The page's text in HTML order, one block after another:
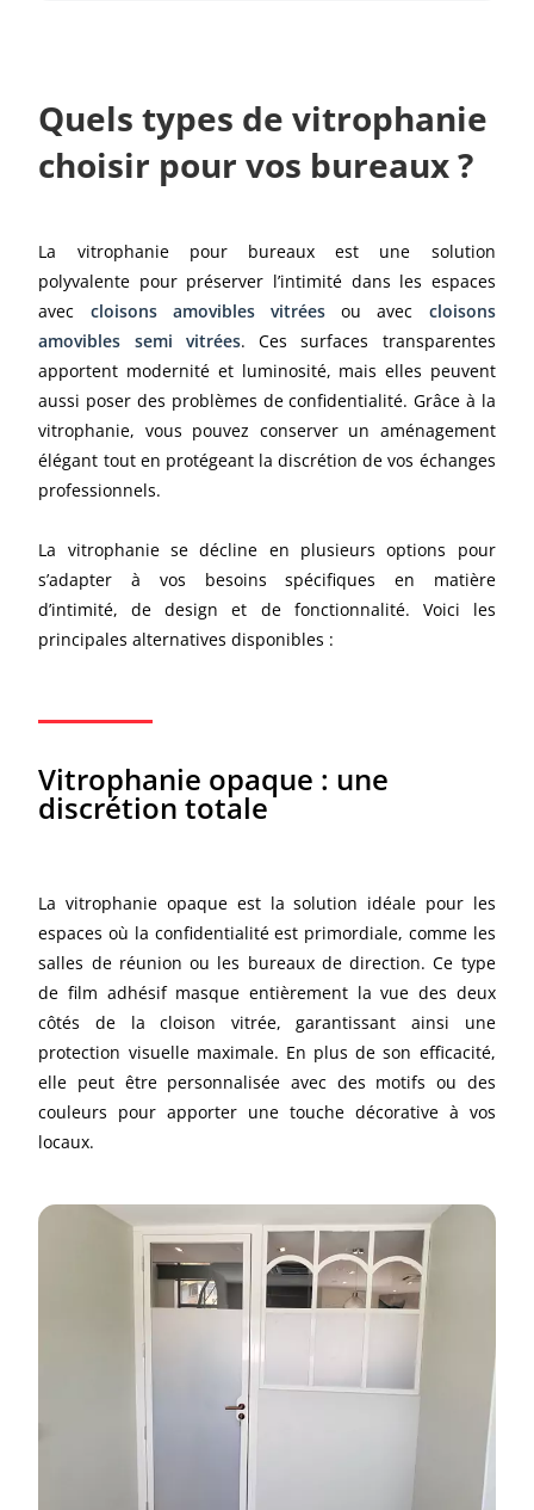
Quels types de vitrophanie
choisir pour vos bureaux ?
La vitrophanie pour bureaux est une solution
polyvalente pour préserver l’intimité dans les espaces
avec cloisons amovibles vitrées ou avec cloisons
amovibles semi vitrées. Ces surfaces transparentes
apportent modernité et luminosité, mais elles peuvent
aussi poser des problèmes de confidentialité. Grâce à la
vitrophanie, vous pouvez conserver un aménagement
élégant tout en protégeant la discrétion de vos échanges
professionnels.
La vitrophanie se décline en plusieurs options pour
s’adapter à vos besoins spécifiques en matière
d’intimité, de design et de fonctionnalité. Voici les
principales alternatives disponibles :
Vitrophanie opaque : une
discrétion totale
La vitrophanie opaque est la solution idéale pour les
espaces où la confidentialité est primordiale, comme les
salles de réunion ou les bureaux de direction. Ce type
de film adhésif masque entièrement la vue des deux
côtés de la cloison vitrée, garantissant ainsi une
protection visuelle maximale. En plus de son efficacité,
elle peut être personnalisée avec des motifs ou des
couleurs pour apporter une touche décorative à vos
locaux.